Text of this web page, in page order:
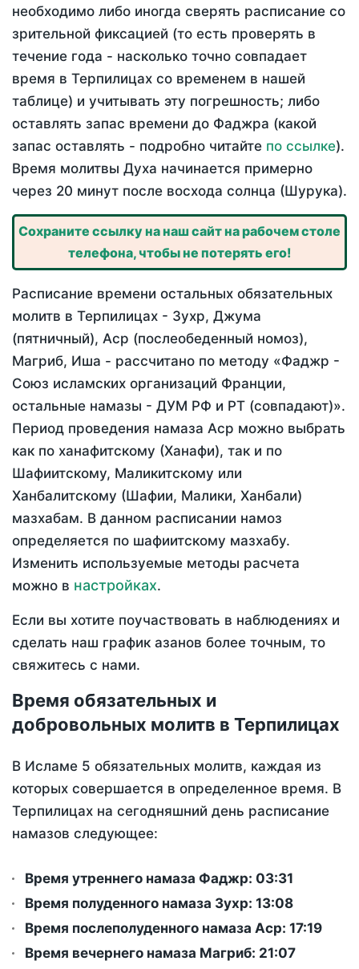
необходимо либо иногда сверять расписание со
зрительной фиксацией (то есть проверять в
течение года - насколько точно совпадает
время в Терпилицах со временем в нашей
таблице) и учитывать эту погрешность; либо
оставлять запас времени до Фаджра (какой
запас оставлять - подробно читайте по ссылке).
Время молитвы Духа начинается примерно
через 20 минут после восхода солнца (Шурука).
Сохраните ссылку на наш сайт на рабочем столе
телефона, чтобы не потерять его!
Расписание времени остальных обязательных
молитв в Терпилицах - Зухр, Джума
(пятничный), Аср (послеобеденный номоз),
Магриб, Иша - рассчитано по методу «Фаджр -
Союз исламских организаций Франции,
остальные намазы - ДУМ РФ и РТ (совпадают)».
Период проведения намаза Аср можно выбрать
как по ханафитскому (Ханафи), так и по
Шафиитскому, Маликитскому или
Ханбалитскому (Шафии, Малики, Ханбали)
мазхабам. В данном расписании намоз
определяется по шафиитскому мазхабу.
Изменить используемые методы расчета
можно в настройках.
Если вы хотите поучаствовать в наблюдениях и
сделать наш график азанов более точным, то
свяжитесь с нами.
Время обязательных и
добровольных молитв в Терпилицах
В Исламе 5 обязательных молитв, каждая из
которых совершается в определенное время. В
Терпилицах на сегодняшний день расписание
намазов следующее:
Время утреннего намаза Фаджр: 03:31
Время полуденного намаза Зухр: 13:08
Время послеполуденного намаза Аср: 17:19
Время вечернего намаза Магриб: 21:07